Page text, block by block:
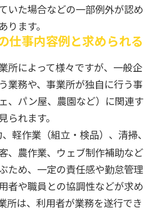
いた場合などの一部例外が認め
ります。
仕事内容例と求められる
所によって様々ですが、一般企
業務や、事業所が独自に行う事
、パン屋、農園など）に関連す
られます。
軽作業（組立・検品）、清掃、
、農作業、ウェブ制作補助など
ため、一定の責任感や勤怠管理
者や職員との協調性などが求め
所は、利用者が業務を遂行でき